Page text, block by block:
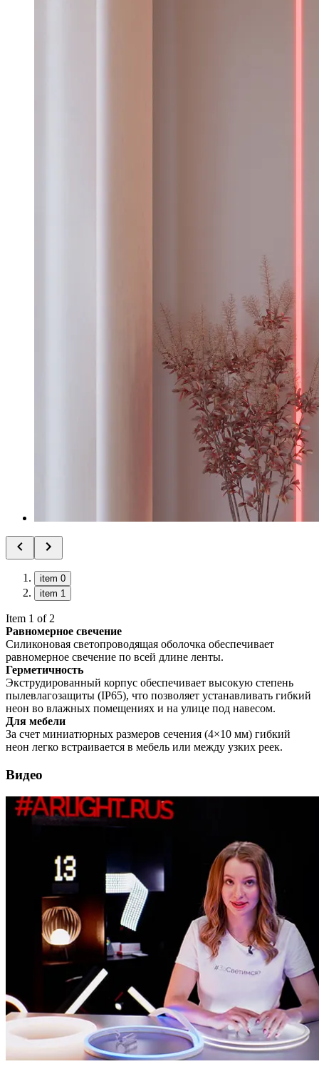
item 0
item 1
Item 1 of 2
Равномерное свечение
Силиконовая светопроводящая оболочка обеспечивает
равномерное свечение по всей длине ленты.
Герметичность
Экструдированный корпус обеспечивает высокую степень
пылевлагозащиты (IP65), что позволяет устанавливать гибкий
неон во влажных помещениях и на улице под навесом.
Для мебели
За счет миниатюрных размеров сечения (4×10 мм) гибкий
неон легко встраивается в мебель или между узких реек.
Видео